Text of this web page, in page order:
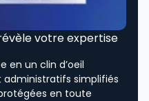
votre expertise
en un clin d’oeil
administratifs simplifiés
en toute